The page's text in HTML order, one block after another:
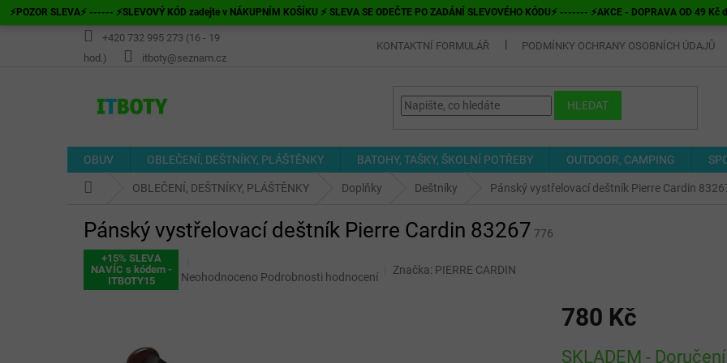
Přejít⚡POZOR SLEVA⚡ ------ ⚡SLEVOVÝ KÓD zadejte v NÁKUPNÍM KOŠÍKU ⚡ SLEVA SE ODEČTE PO ZADÁNÍ SLEVOVÉHO KÓDU⚡ ------- ⚡AKCE - DOPRAVA OD 49
+420 732 995 273 (16 - 19
hod.)
itboty@seznam.cz
KONTAKTNÍ FORMULÁŘ PODMÍNKY OCHRANY OSOBNÍCH ÚDAJŮ
HLEDAT
OBUV OBLEČENÍ, DEŠTNÍKY, PLÁŠTĚNKY BATOHY, TAŠKY, ŠKOLNÍ POTŘEBY OUTDOOR, CAMPING
OBLEČENÍ, DEŠTNÍKY, PLÁŠTĚNKY Doplňky Deštníky Pánský vystřelovací deštník Pierre Cardin
Pánský vystřelovací deštník Pierre Cardin 83267 776
+15% SLEVA
NAVÍC s kódem -
ITBOTY15
Průměrné
Neohodnoceno Podrobnosti hodnocení
Značka: PIERRE CARDIN
780 Kč
cena:
SKLADEM -